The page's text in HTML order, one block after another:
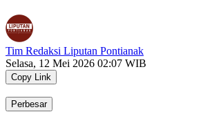
Tim Redaksi Liputan Pontianak
Selasa, 12 Mei 2026 02:07 WIB
Copy Link
Perbesar